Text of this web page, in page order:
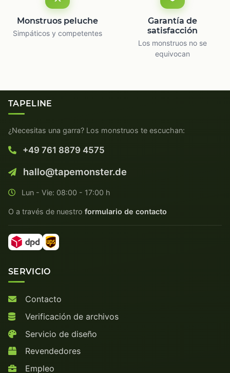
Monstruos peluche
Simpáticos y competentes
Garantía de
satisfacción
Los monstruos no se
equivocan
TAPELINE
¿Necesitas una garra? Los monstruos te escuchan:
+49 761 8879 4575
hallo@tapemonster.de
Lun - Vie: 08:00 - 17:00 h
O a través de nuestro formulario de contacto
SERVICIO
Contacto
Verificación de archivos
Servicio de diseño
Revendedores
Empleo